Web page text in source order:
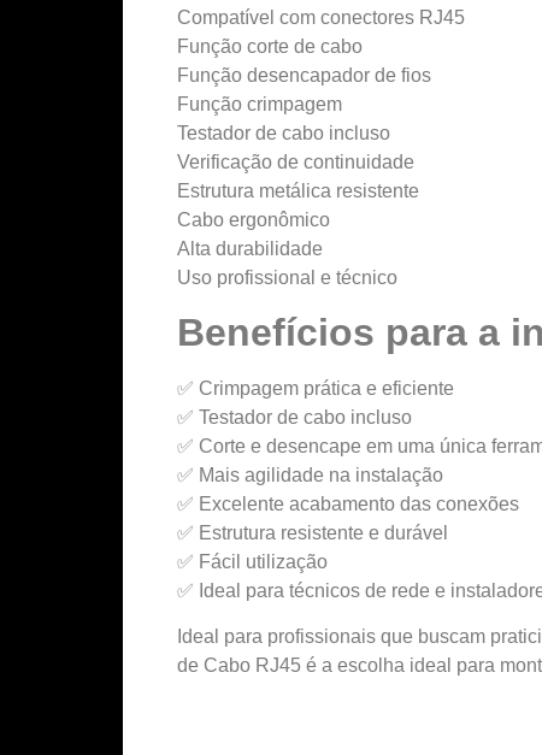
Compatível com conectores RJ45
Função corte de cabo
Função desencapador de fios
Função crimpagem
Testador de cabo incluso
Verificação de continuidade
Estrutura metálica resistente
Cabo ergonômico
Alta durabilidade
Uso profissional e técnico
Benefícios para a
✅ Crimpagem prática e eficiente
✅ Testador de cabo incluso
✅ Corte e desencape em uma única
✅ Mais agilidade na instalação
✅ Excelente acabamento das conexões
✅ Estrutura resistente e durável
✅ Fácil utilização
✅ Ideal para técnicos de rede e
Ideal para profissionais que buscam
de Cabo RJ45 é a escolha ideal para